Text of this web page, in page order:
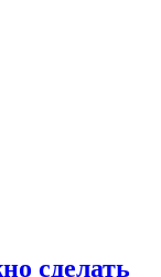
сделать